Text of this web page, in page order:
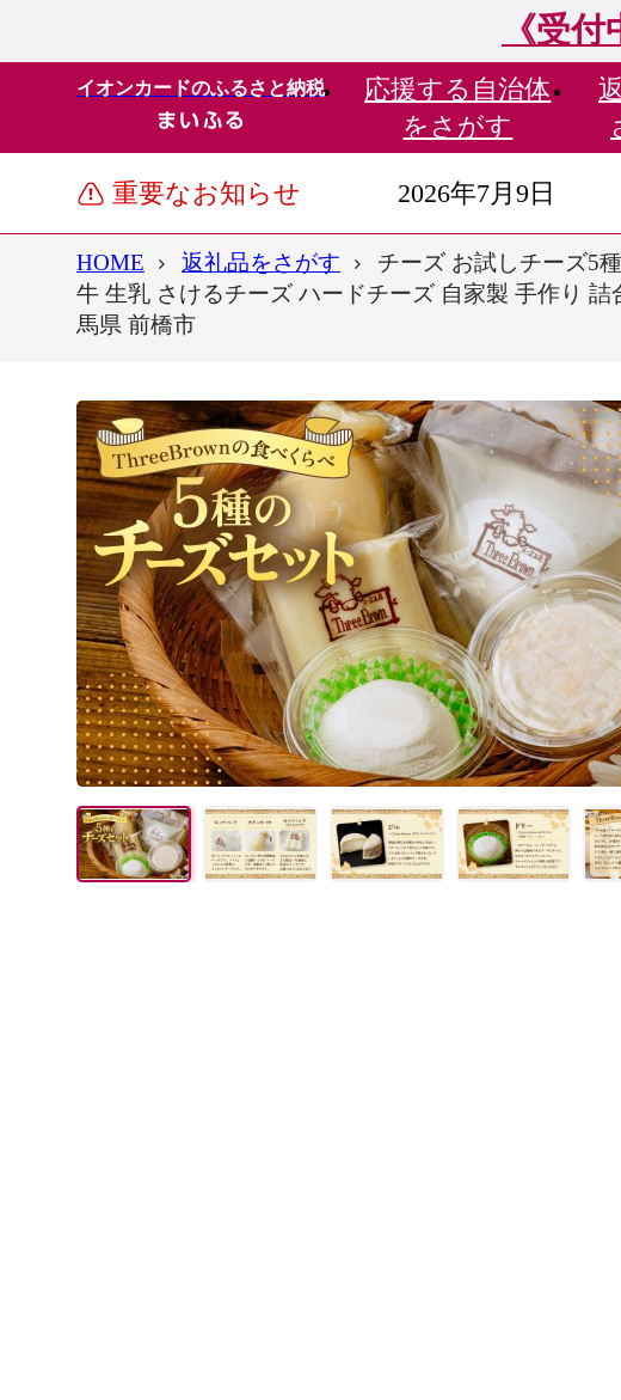
《受
イオンカードのふるさと納税 応援する 自治体
をさがす
重要なお知らせ 2026年7月9日
HOME 返礼品をさがす
チーズ お試しチーズ5
牛 生乳 さけるチーズ ハードチーズ 自家製 手作り
馬県 前橋市